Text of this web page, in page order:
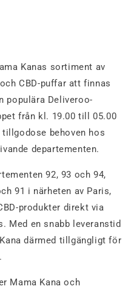
Kanas sortiment av
CBD-puffar att finnas
populära Deliveroo-
från kl. 19.00 till 05.00
behoven hos
departementen.
92, 93 och 94,
91 i närheten av Paris,
produkter direkt via
Med en snabb leveranstid
därmed tillgängligt för
Mama Kana och